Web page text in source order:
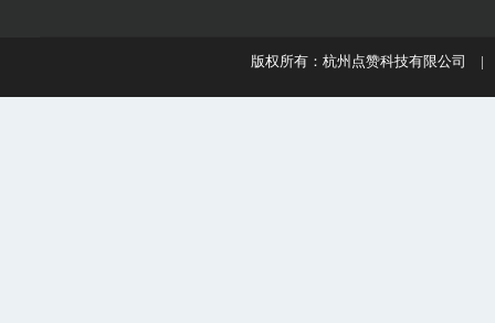
版权所有：杭州点赞科技有限公司